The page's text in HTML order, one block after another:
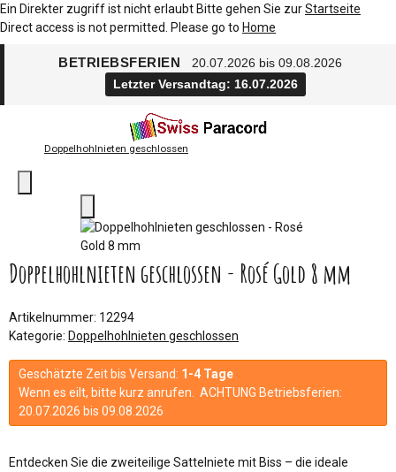
Ein Direkter zugriff ist nicht erlaubt Bitte gehen Sie zurStartseite
Direct access is not permitted. Please go to Home
BETRIEBSFERIEN
20.07.2026 bis 09.08.2026
Letzter Versandtag: 16.07.2026
Doppelhohlnieten geschlossen
Doppelhohlnieten geschlossen - Rosé Gold 8 mm
Artikelnummer: 12294
Kategorie: Doppelhohlnieten geschlossen
Geschätzte Zeit bis Versand: 1-4 Tage
Wenn es eilt, bitte kurz anrufen. ACHTUNG Betriebsferien:
20.07.2026 bis 09.08.2026
Entdecken Sie die zweiteilige Sattelniete mit Biss – die ideale